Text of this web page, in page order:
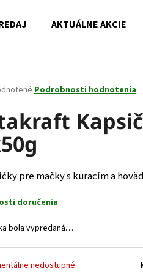
AKTUÁLNE AKCIE
Podrobnosti hodnotenia
pre mačky s kuracím a
doručenia
bola vypredaná…
nedostupné